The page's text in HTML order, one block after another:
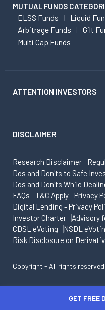
MUTUAL FUNDS
ELSS Funds Liquid
Arbitrage Funds
Gilt
Multi Cap Funds
ATTENTION INVESTORS
DISCLAIMER
Research Disclaimer
Dos and Don'ts to Safe
Dos and Don'ts While
FAQs
T&C Apply
Privacy
Digital Lending - Privacy
Investor Charter
Advisory
CDSL eVoting
NSDL
Risk Disclosure on
Copyright - All rights reserved
GET FREE